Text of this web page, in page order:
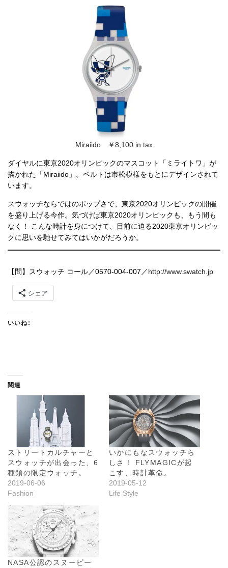
Miraiido ￥8,100 in tax
ダイヤルに東京2020オリンピックのマスコット「ミライトワ」が
描かれた「Miraiido」。ベルトは市松模様をもとにデザインされて
います。
スウォッチならではのポップさで、東京2020オリンピックの開催
を盛り上げる今作。気づけば東京2020オリンピックも、もう間も
なく！ こんな時計を身につけて、目前に迫る2020東京オリンピッ
クに思いを馳せてみてはいかがだろうか。
【問】スウォッチ コール／0570-004-007／http://www.swatch.jp
シェア
いいね:
関連
ストリートカルチャーと
スウォッチが出会った、6
種類の限定ウォッチ。
2019-06-06
Fashion
いかにもなスウォッチら
しさ！ FLYMAGICが起
こす、時計革命。
2019-05-12
Life Style
NASA公認のスヌーピー